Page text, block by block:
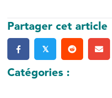
Partager cet article
𝕏
Catégories :